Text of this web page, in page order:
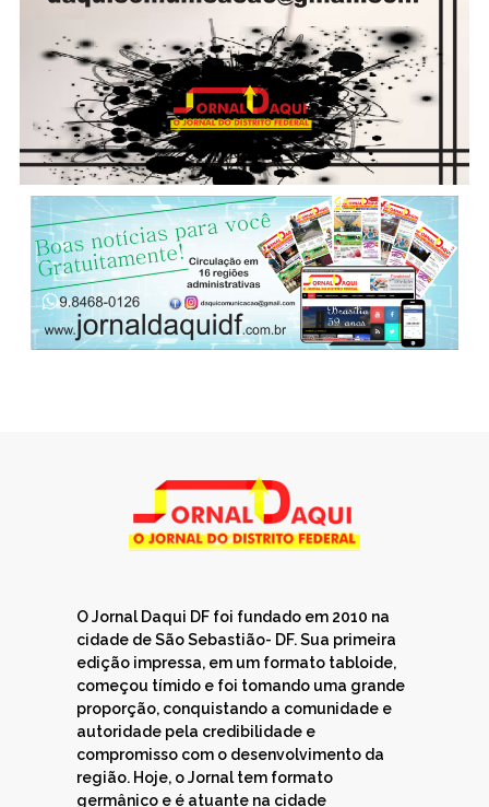
O Jornal Daqui DF foi fundado em 2010 na
cidade de São Sebastião- DF. Sua primeira
edição impressa, em um formato tabloide,
começou tímido e foi tomando uma grande
proporção, conquistando a comunidade e
autoridade pela credibilidade e
compromisso com o desenvolvimento da
região. Hoje, o Jornal tem formato
germânico e é atuante na cidade